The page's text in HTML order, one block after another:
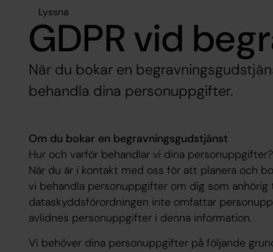
Lyssna
GDPR vid
När du bokar en
behandla dina personuppgifter.
Om du bokar en begravningsgudstjänst
Hur och varför behandlar vi dina personuppgifter?
När du är i kontakt med oss för att planera och
vi behandla personuppgifter om dig som anhörig
dataskyddsförordningen inte omfattar
avlidnes personuppgifter i denna information.
Vi behöver dina personuppgifter på följande